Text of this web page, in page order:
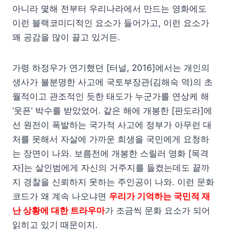
아니라 몇해 전부터 우리나라에서 만드는 영화에도
이런 블랙코미디적인 요소가 들어가고, 이런 요소가
꽤 공감을 많이 끌고 있거든.
가령 하정우가 연기했던 [터널, 2016]에서는 개인의
생사가 불분명한 사고에 국토부장관(김해숙 역)의 초
월적이고 관조적인 듯한 태도가 누군가를 연상케 해
‘웃픈’ 박수를 받았었어. 같은 해에 개봉한 [판도라]에
선 원전이 폭발하는 국가적 사고에 정부가 아무런 대
처를 못해서 자살에 가까운 희생을 국민에게 요청하
는 장면이 나와. 보름전에 개봉한 스릴러 영화 [목격
자]는 살인범에게 자신의 거주지를 들켰는데도 끝까
지 경찰을 신뢰하지 못하는 주인공이 나와. 이런 문화
코드가 왜 계속 나오냐면 우리가 기억하는 국민적 재
난 상황에 대한 트라우마가 조금씩 문화 요소가 되어
읽히고 있기 때문이지.